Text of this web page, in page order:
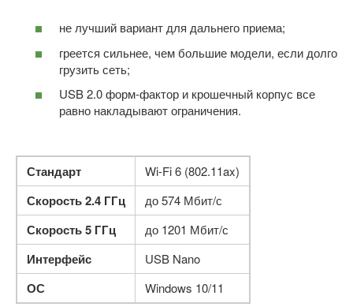
не лучший вариант для дальнего приема;
греется сильнее, чем большие модели, если долго
грузить сеть;
USB 2.0 форм-фактор и крошечный корпус все
равно накладывают ограничения.
Стандарт Wi-Fi 6 (802.11ax)
Скорость 2.4 ГГц до 574 Мбит/с
Скорость 5 ГГц до 1201 Мбит/с
Интерфейс USB Nano
ОС Windows 10/11